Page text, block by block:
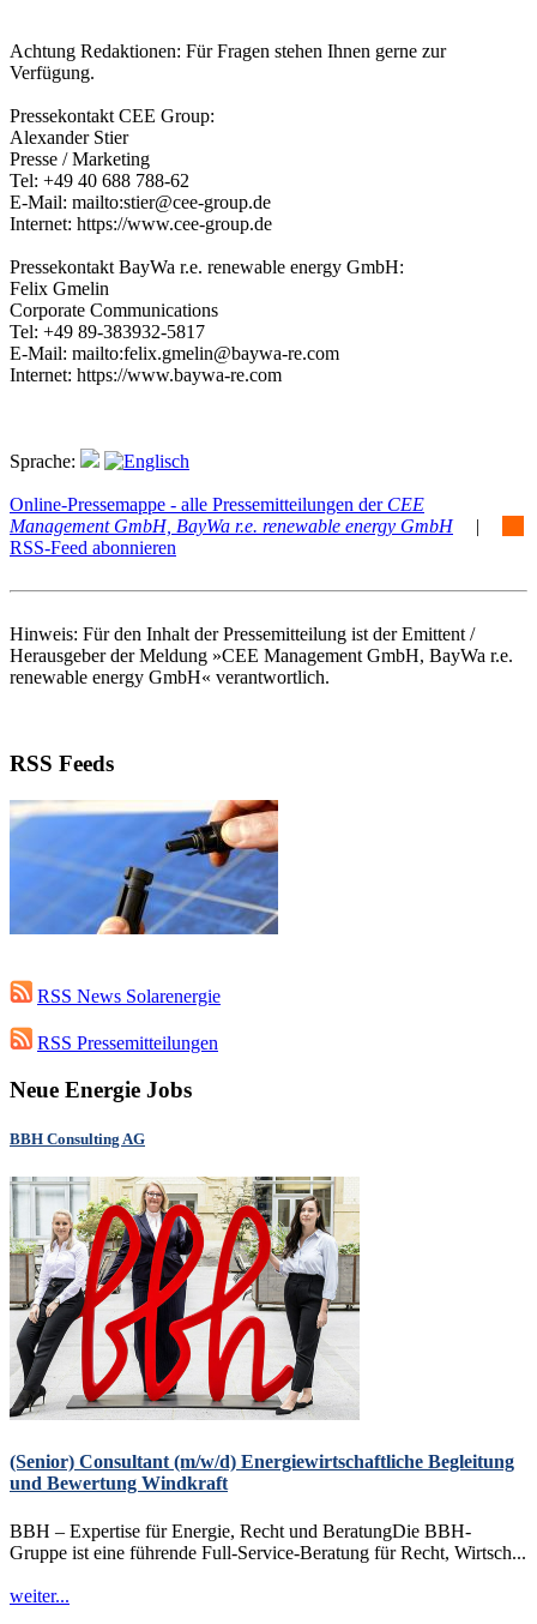
Achtung Redaktionen: Für Fragen stehen Ihnen gerne zur
Verfügung.
Pressekontakt CEE Group:
Alexander Stier
Presse / Marketing
Tel: +49 40 688 788-62
E-Mail: mailto:stier@cee-group.de
Internet: https://www.cee-group.de
Pressekontakt BayWa r.e. renewable energy GmbH:
Felix Gmelin
Corporate Communications
Tel: +49 89-383932-5817
E-Mail: mailto:felix.gmelin@baywa-re.com
Internet: https://www.baywa-re.com
Sprache:
Online-Pressemappe - alle Pressemitteilungen der CEE
Management GmbH, BayWa r.e. renewable energy GmbH
|
RSS-Feed abonnieren
Hinweis: Für den Inhalt der Pressemitteilung ist der Emittent /
Herausgeber der Meldung »CEE Management GmbH, BayWa r.e.
renewable energy GmbH« verantwortlich.
RSS Feeds
RSS News Solarenergie
RSS Pressemitteilungen
Neue Energie Jobs
BBH Consulting AG
(Senior) Consultant (m/w/d) Energiewirtschaftliche Begleitung
und Bewertung Windkraft
BBH – Expertise für Energie, Recht und BeratungDie BBH-
Gruppe ist eine führende Full-Service-Beratung für Recht, Wirtsch...
weiter...